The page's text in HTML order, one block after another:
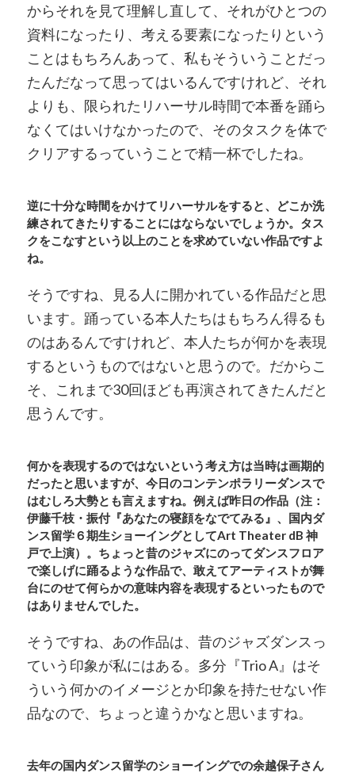
からそれを見て理解し直して、それがひとつの
資料になったり、考える要素になったりという
ことはもちろんあって、私もそういうことだっ
たんだなって思ってはいるんですけれど、それ
よりも、限られたリハーサル時間で本番を踊ら
なくてはいけなかったので、そのタスクを体で
クリアするっていうことで精一杯でしたね。
逆に十分な時間をかけてリハーサルをすると、どこか洗
練されてきたりすることにはならないでしょうか。タス
クをこなすという以上のことを求めていない作品ですよ
ね。
そうですね、見る人に開かれている作品だと思
います。踊っている本人たちはもちろん得るも
のはあるんですけれど、本人たちが何かを表現
するというものではないと思うので。だからこ
そ、これまで30回ほども再演されてきたんだと
思うんです。
何かを表現するのではないという考え方は当時は画期的
だったと思いますが、今日のコンテンポラリーダンスで
はむしろ大勢とも言えますね。例えば昨日の作品（注：
伊藤千枝・振付『あなたの寝顔をなでてみる』、国内ダ
ンス留学６期生ショーイングとしてArt Theater dB 神
戸で上演）。ちょっと昔のジャズにのってダンスフロア
で楽しげに踊るような作品で、敢えてアーティストが舞
台にのせて何らかの意味内容を表現するといったもので
はありませんでした。
そうですね、あの作品は、昔のジャズダンスっ
ていう印象が私にはある。多分『Trio A』はそ
ういう何かのイメージとか印象を持たせない作
品なので、ちょっと違うかなと思いますね。
去年の国内ダンス留学のショーイングでの余越保子さん